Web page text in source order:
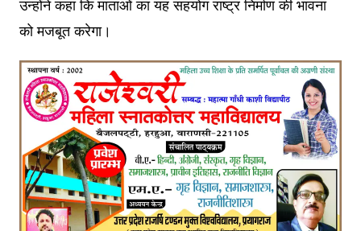
उन्होंने कहा कि माताओं का यह सहयोग राष्ट्र निर्माण की भावना
को मजबूत करेगा।